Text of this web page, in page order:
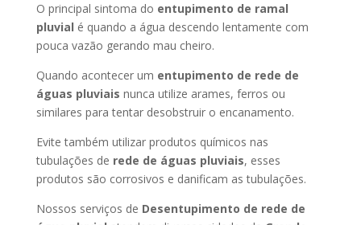
O principal sintoma do entupimento de ramal
pluvial é quando a água descendo lentamente com
pouca vazão gerando mau cheiro.
Quando acontecer um entupimento de rede de
águas pluviais nunca utilize arames, ferros ou
similares para tentar desobstruir o encanamento.
Evite também utilizar produtos químicos nas
tubulações de rede de águas pluviais, esses
produtos são corrosivos e danificam as tubulações.
Nossos serviços de Desentupimento de rede de